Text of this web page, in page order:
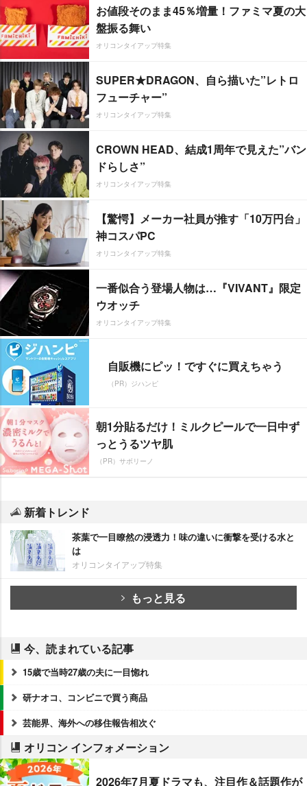
お値段そのまま45％増量！ファミマ夏の大
盤振る舞い
オリコンタイアップ特集
SUPER★DRAGON、自ら描いた”レトロ
フューチャー”
オリコンタイアップ特集
CROWN HEAD、結成1周年で見えた”バン
ドらしさ”
オリコンタイアップ特集
【驚愕】メーカー社員が推す「10万円台」
神コスパPC
オリコンタイアップ特集
一番似合う登場人物は…『VIVANT』限定
ウオッチ
オリコンタイアップ特集
自販機にピッ！ですぐに買えちゃう
（PR）ジハンピ
朝1分貼るだけ！ミルクピールで一日中ず
っとうるツヤ肌
（PR）サボリーノ
新着トレンド
茶葉で一目瞭然の浸透力！味の違いに衝撃を受ける水と
は
オリコンタイアップ特集
もっと見る
今、読まれている記事
15歳で当時27歳の夫に一目惚れ
研ナオコ、コンビニで買う商品
芸能界、海外への移住報告相次ぐ
オリコン インフォメーション
2026年7月夏ドラマも、注目作＆話題作が